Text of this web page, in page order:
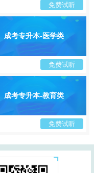
免费试听
成考专升本-医学类
免费试听
成考专升本-教育类
免费试听